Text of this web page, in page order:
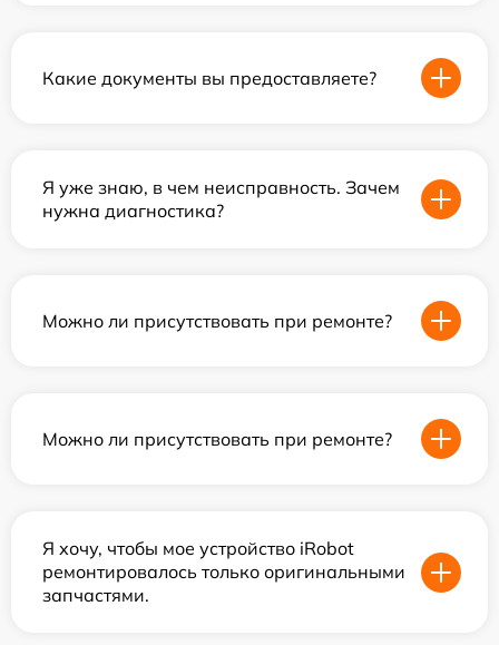
Какие документы вы предоставляете?
Я уже знаю, в чем неисправность. Зачем
нужна диагностика?
Можно ли присутствовать при ремонте?
Можно ли присутствовать при ремонте?
Я хочу, чтобы мое устройство iRobot
ремонтировалось только оригинальными
запчастями.